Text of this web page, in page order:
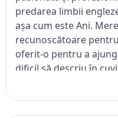
predarea limbii
așa cum este Ani.
recunoscătoare
oferit-o pentru a
dificil să descriu în
pe care îl aveam